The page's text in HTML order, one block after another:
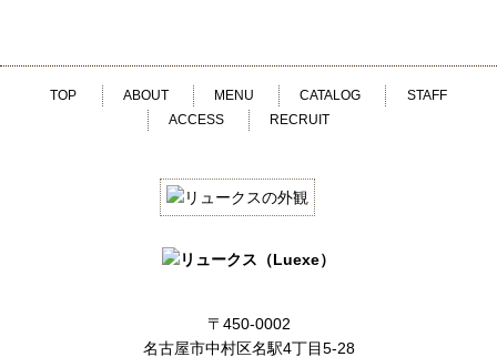
TOP ABOUT MENU CATALOG
STAFF
ACCESS
RECRUIT
〒450-0002
名古屋市中村区名駅4丁目5-28